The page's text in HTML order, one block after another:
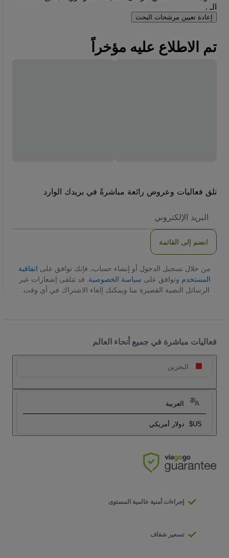
الـ .
إعادة تعيين مرشحات البحث
تم الاطلاع عليه مؤخراً
تلق فعاليات وعروض رائعة مباشرةً في بريدك الوارد
الاكتروني
انضم إلى القائمة
من خلال تسجيل الدخول أو إنشاء حساب، فإنك توافق على اتفاقية
المستخدم وتوافق على سياسة الخصوصية. قد تتلقى إشعارات عبر
الرسائل النصية القصيرة منا ويمكنك إلغاء الاشتراك في أي وقت.
فعاليات مباشرة في جميع أنحاء العالم
البحرين
العربية
US$ دولار أمريكي
إجراءات أمنية عالمية المستوى
تسعير شفاف